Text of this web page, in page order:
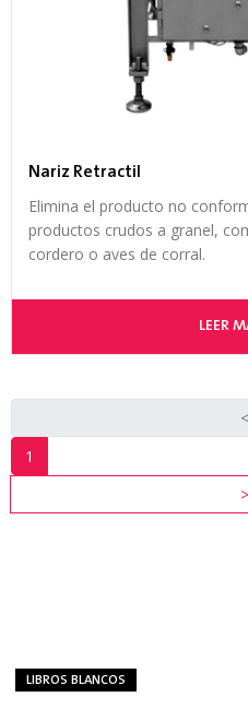
Nariz Retractil
Elimina el producto no
productos crudos a granel,
cordero o aves de corral.
LEER
<
1
>
DE
LIBROS BLANCOS